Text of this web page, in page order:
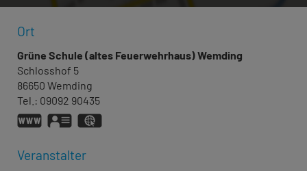
Ort
Grüne Schule (altes Feuerwehrhaus) Wemding
Schlosshof 5
86650 Wemding
Tel.: 09092 90435
https://ff-wemding.de/home.html
vCard
Veranstalter